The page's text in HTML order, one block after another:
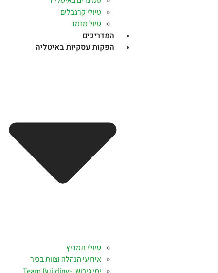
טיולי קרנבלים
טיול מזמר
המדריכים
הפקות עסקיות באיטליה
טיולי תמריץ
אירועי הנהלה וצוות בכיר